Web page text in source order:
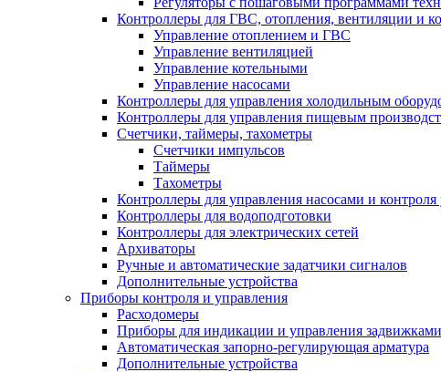
Контроллеры для ГВС, отопления, вентиляции и
Управление отоплением и ГВС
Управление вентиляцией
Управление котельными
Управление насосами
Контроллеры для управления холодильным
Контроллеры для управления пищевым
Счетчики, таймеры, тахометры
Счетчики импульсов
Таймеры
Тахометры
Контроллеры для управления насосами и контроля
Контроллеры для водоподготовки
Контроллеры для электрических сетей
Архиваторы
Ручные и автоматические задатчики сигналов
Дополнительные устройства
Приборы контроля и управления
Расходомеры
Приборы для индикации и управления задвижками
Автоматическая запорно-регулирующая арматура
Дополнительные устройства